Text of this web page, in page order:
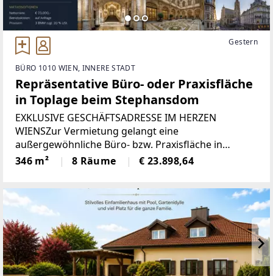
Gestern
BÜRO 1010 WIEN, INNERE STADT
Repräsentative Büro- oder Praxisfläche
in Toplage beim Stephansdom
EXKLUSIVE GESCHÄFTSADRESSE IM HERZEN
WIENSZur Vermietung gelangt eine
außergewöhnliche Büro- bzw. Praxisfläche in
absoluter Premiumlage der Wiener Innenstadt – nur
wenige Schritte vom Stephansdom entfernt. Die
346 m² 8 Räume € 23.898,64